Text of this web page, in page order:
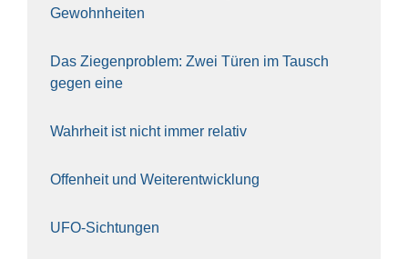
Gewohn­hei­ten
Das Zie­gen­pro­blem: Zwei Türen im Tausch
gegen eine
Wahr­heit ist nicht immer rela­tiv
Offen­heit und Wei­ter­ent­wick­lung
UFO-Sich­tun­gen